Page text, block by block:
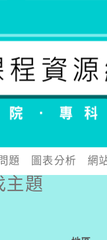
題 圖表分析 網
主題